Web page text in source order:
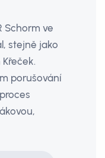
Schorm ve
stejně jako
porušování